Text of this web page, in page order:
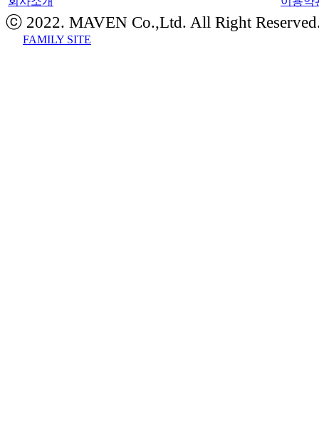
ⓒ 2022. MAVEN Co.,Ltd. All Right
FAMILY SITE